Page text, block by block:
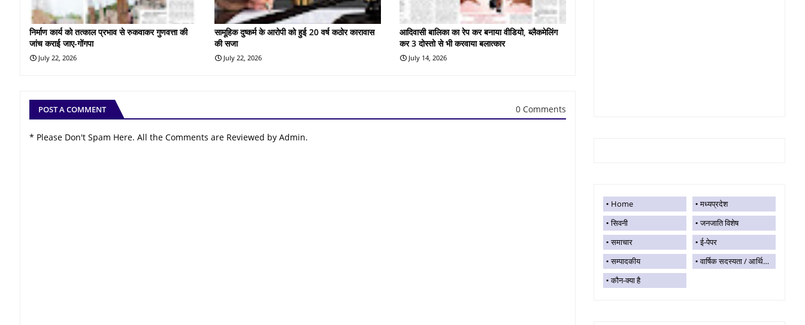
निर्माण कार्य को तत्काल प्रभाव से रुकवाकर गुणवत्ता की
जांच कराई जाए-गोंगपा
July 22, 2026
सामूहिक दुष्कर्म के आरोपी को हुई 20 वर्ष कठोर कारावास
की सजा
July 22, 2026
आदिवासी बालिका का रेप कर बनाया वीडियो, ब्लैकमेलिंग
कर 3 दोस्तो से भी करवाया बलात्कार
July 14, 2026
POST A COMMENT 0 Comments
* Please Don't Spam Here. All the Comments are Reviewed by Admin.
Home
मध्यप्रदेश
सिवनी
जनजाति विशेष
समाचार
ई-पेपर
सम्पादकीय
वार्षिक सदस्यता / आर्थिक सहयोग
कौन-क्या है